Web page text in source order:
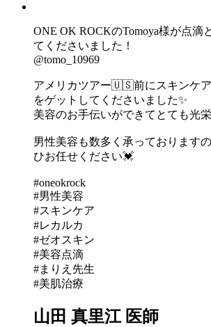
ONE OK ROCKのTomoya様が点滴
てくださいました！
@tomo_10969
アメリカツアー🇺🇸前にスキンケ
をゲットしてくださいました✨
美容のお手伝いができてとても光栄
男性美容も数多く承っております
ひお任せください💓
#oneokrock
#男性美容
#スキンケア
#レカルカ
#ゼオスキン
#美容点滴
#まりえ先生
#美肌治療
山田 真里江 医師